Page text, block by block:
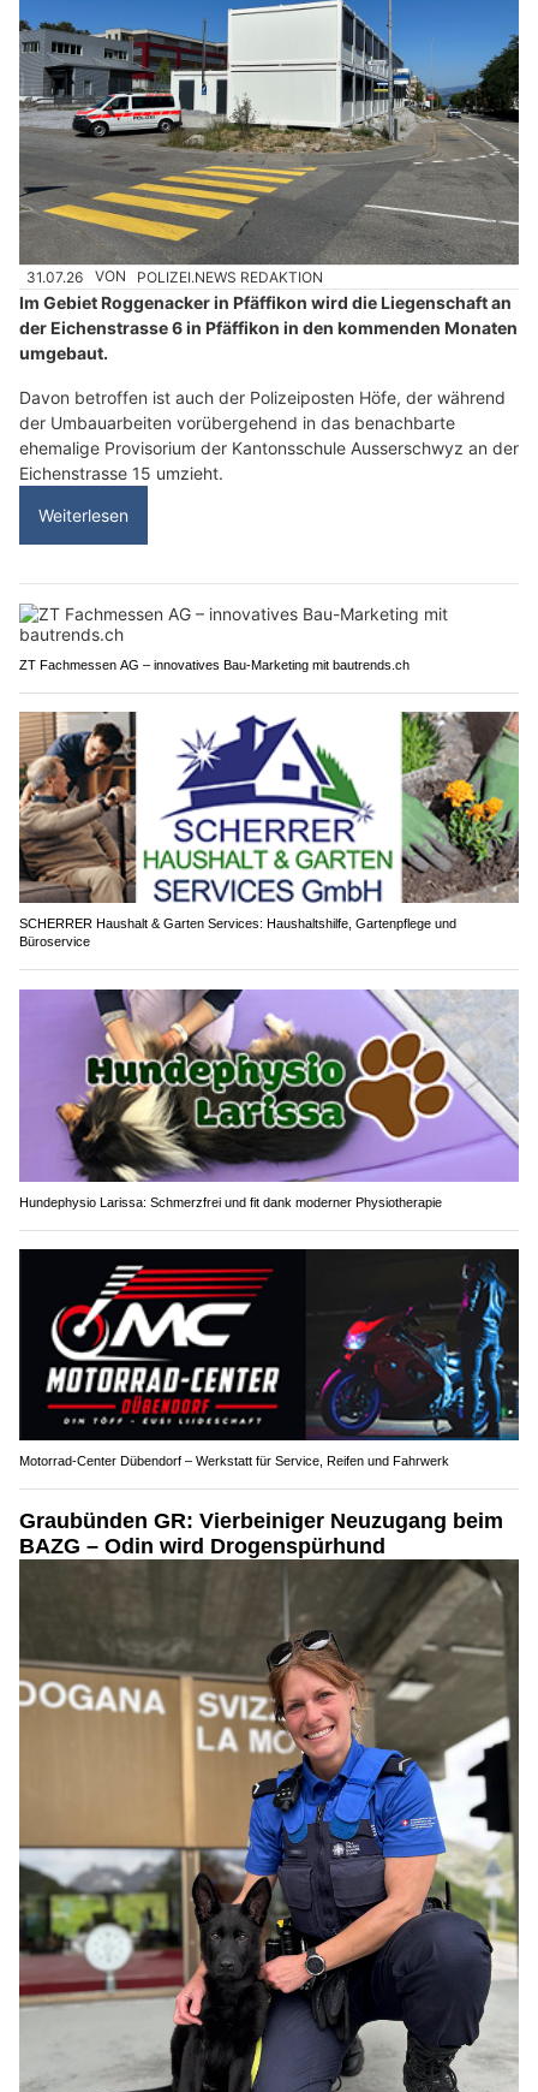
31.07.26 VON POLIZEI.NEWS REDAKTION
Im Gebiet Roggenacker in Pfäffikon wird die Liegenschaft an
der Eichenstrasse 6 in Pfäffikon in den kommenden Monaten
umgebaut.
Davon betroffen ist auch der Polizeiposten Höfe, der während
der Umbauarbeiten vorübergehend in das benachbarte
ehemalige Provisorium der Kantonsschule Ausserschwyz an der
Eichenstrasse 15 umzieht.
Weiterlesen
ZT Fachmessen AG – innovatives Bau-Marketing mit bautrends.ch
SCHERRER Haushalt & Garten Services: Haushaltshilfe, Gartenpflege und
Büroservice
Hundephysio Larissa: Schmerzfrei und fit dank moderner Physiotherapie
Motorrad-Center Dübendorf – Werkstatt für Service, Reifen und Fahrwerk
Graubünden GR: Vierbeiniger Neuzugang beim
BAZG – Odin wird Drogenspürhund